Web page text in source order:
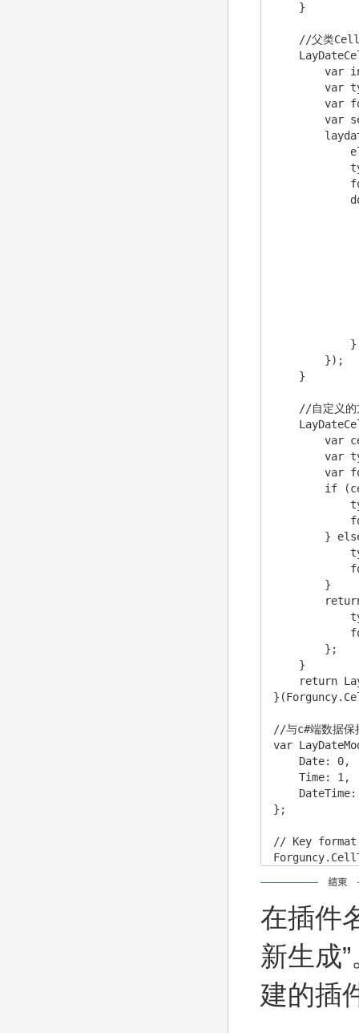
    }
//父类
var
var
var
var
            }
        });
    }
//自定义的
var
var
var
if
}
        }
        };
    }
return
//与c#端数据保
var
    Date: 0,
    Time: 1,
DateTime:
};
// Key format
在插件
新生成
建的插